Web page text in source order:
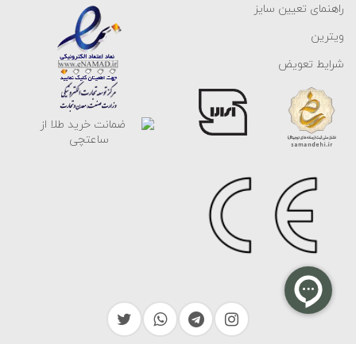
راهنمای تعیین سایز
ویترین
شرایط تعویض